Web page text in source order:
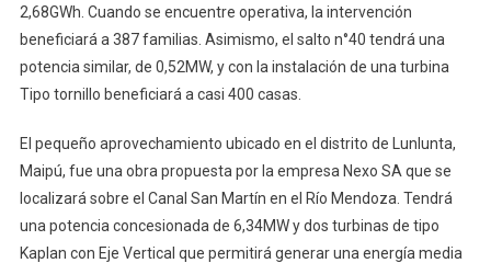
2,68GWh. Cuando se encuentre operativa, la intervención
beneficiará a 387 familias. Asimismo, el salto n°40 tendrá una
potencia similar, de 0,52MW, y con la instalación de una turbina
Tipo tornillo beneficiará a casi 400 casas.
El pequeño aprovechamiento ubicado en el distrito de Lunlunta,
Maipú, fue una obra propuesta por la empresa Nexo SA que se
localizará sobre el Canal San Martín en el Río Mendoza. Tendrá
una potencia concesionada de 6,34MW y dos turbinas de tipo
Kaplan con Eje Vertical que permitirá generar una energía media